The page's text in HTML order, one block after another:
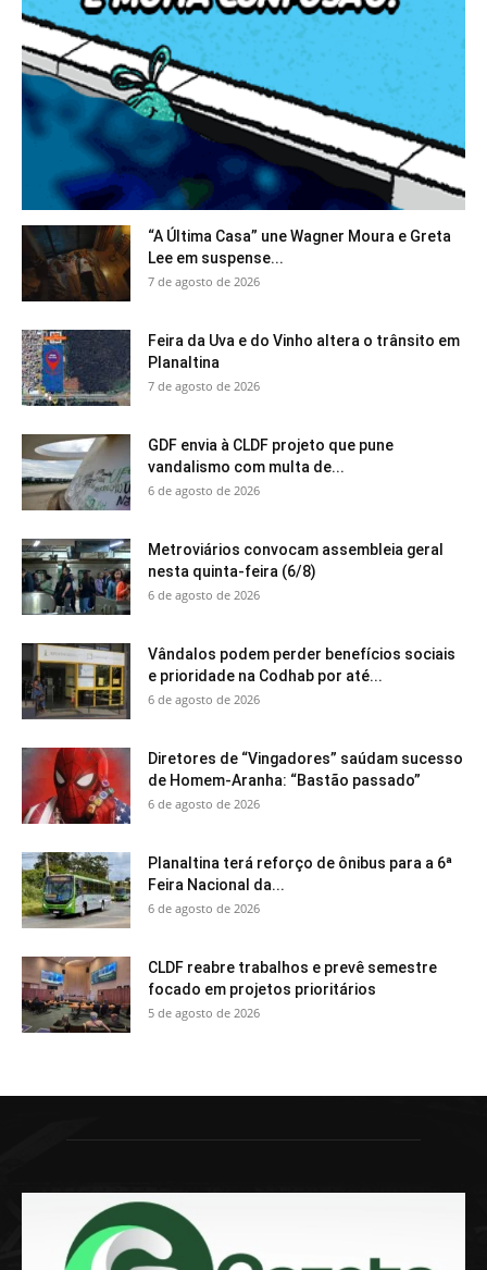
“A Última Casa” une Wagner Moura e Greta
Lee em suspense...
7 de agosto de 2026
Feira da Uva e do Vinho altera o trânsito em
Planaltina
7 de agosto de 2026
GDF envia à CLDF projeto que pune
vandalismo com multa de...
6 de agosto de 2026
Metroviários convocam assembleia geral
nesta quinta-feira (6/8)
6 de agosto de 2026
Vândalos podem perder benefícios sociais
e prioridade na Codhab por até...
6 de agosto de 2026
Diretores de “Vingadores” saúdam sucesso
de Homem-Aranha: “Bastão passado”
6 de agosto de 2026
Planaltina terá reforço de ônibus para a 6ª
Feira Nacional da...
6 de agosto de 2026
CLDF reabre trabalhos e prevê semestre
focado em projetos prioritários
5 de agosto de 2026